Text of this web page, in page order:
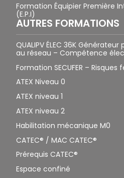
Formation Équipier Première
(E.P.I)
AUTRES FORMATIONS
QUALIPV ÉLEC 36K
au réseau – Compétence
Formation SECUFER – Risques
ATEX Niveau 0
ATEX niveau 1
ATEX niveau 2
Habilitation mécanique M0
CATEC® / MAC CATEC®
Prérequis CATEC®
Espace confiné